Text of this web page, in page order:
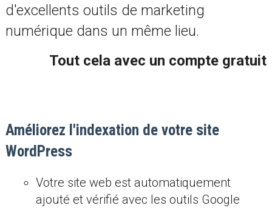
d'excellents outils de marketing
numérique dans un même lieu.
Tout cela avec un compte gratuit
Améliorez l'indexation de votre site
WordPress
Votre site web est automatiquement
ajouté et vérifié avec les outils Google